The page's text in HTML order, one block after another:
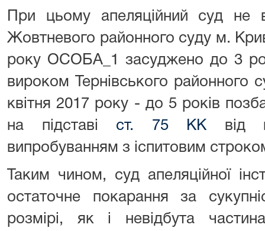
При цьому апеляційний суд
Жовтневого районного суду м.
року ОСОБА_1 засуджено до 3
вироком Тернівського районного
квітня 2017 року - до 5 років
на підставі ст. 75 ККвід
випробуванням з іспитовим
Таким чином, суд апеляційної
остаточне покарання за
розмірі, як і невідбута